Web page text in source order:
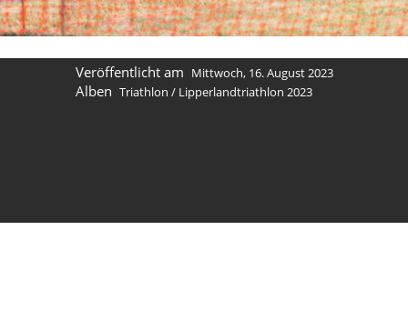
Veröffentlicht am Mittwoch, 16. August 2023
Alben Triathlon / Lipperlandtriathlon 2023